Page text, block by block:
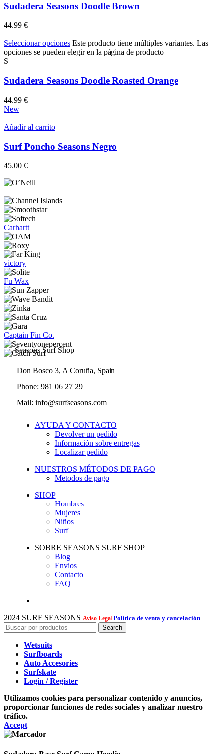
Sudadera Seasons Doodle Brown
44.99 €
Seleccionar opciones Este producto tiene múltiples variantes. Las
opciones se pueden elegir en la página de producto
S
Sudadera Seasons Doodle Roasted Orange
44.99 €
New
Añadir al carrito
Surf Poncho Seasons Negro
45.00 €
Carhartt
victory
Fu Wax
Captain Fin Co.
Seasons Surf Shop
Don Bosco 3, A Coruña, Spain
Phone: 981 06 27 29
Mail: info@surfseasons.com
AYUDA Y CONTACTO
Devolver un pedido
Información sobre entregas
Localizar pedido
NUESTROS MÉTODOS DE PAGO
Metodos de pago
SHOP
Hombres
Mujeres
Niños
Surf
SOBRE SEASONS SURF SHOP
Blog
Envios
Contacto
FAQ
2024 SURF SEASONS Aviso Legal Política de venta y cancelación
Search
Wetsuits
Surfboards
Auto Accesories
Surfskate
Login / Register
Utilizamos cookies para personalizar contenido y anuncios,
proporcionar funciones de redes sociales y analizar nuestro
tráfico.
Accept